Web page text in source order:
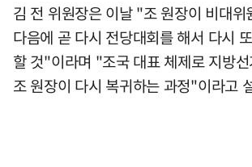
김 전 위원장은 이날 "조 원장이 비대위
다음에 곧 다시 전당대회를 해서 다시
할 것"이라며 "조국 대표 체제로 지방
조 원장이 다시 복귀하는 과정"이라고